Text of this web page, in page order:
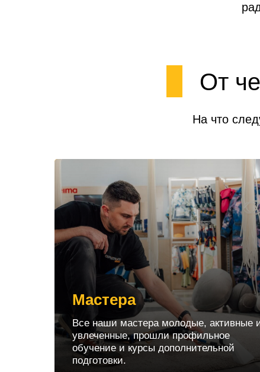
От
На что
Мастера
Все наши мастера молодые, активные
увлеченные, прошли профильное
обучение и курсы дополнительной
подготовки.